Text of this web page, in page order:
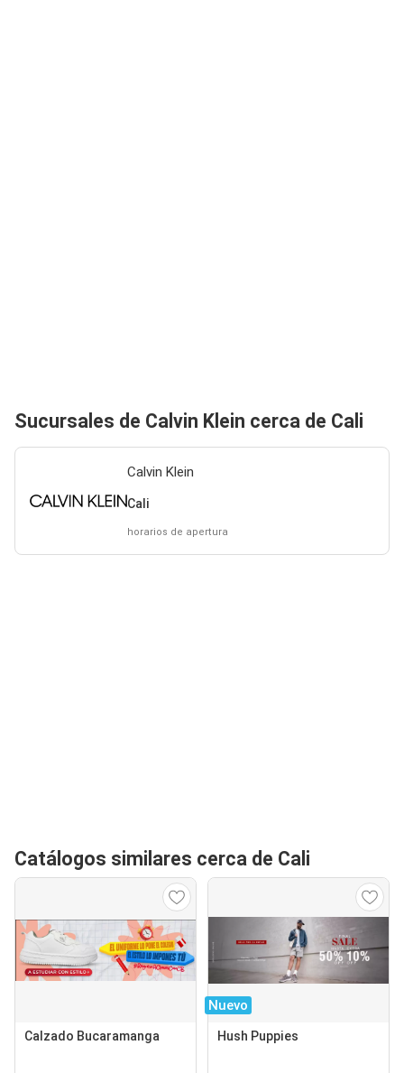
Sucursales de Calvin Klein cerca de Cali
Calvin Klein
Cali
horarios de apertura
Catálogos similares cerca de Cali
Calzado Bucaramanga
Nuevo
Hush Puppies